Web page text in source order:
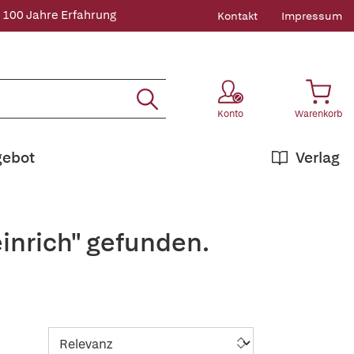
100 Jahre Erfahrung Kontakt Impressum
Konto Warenkorb
Verlag
gefunden.